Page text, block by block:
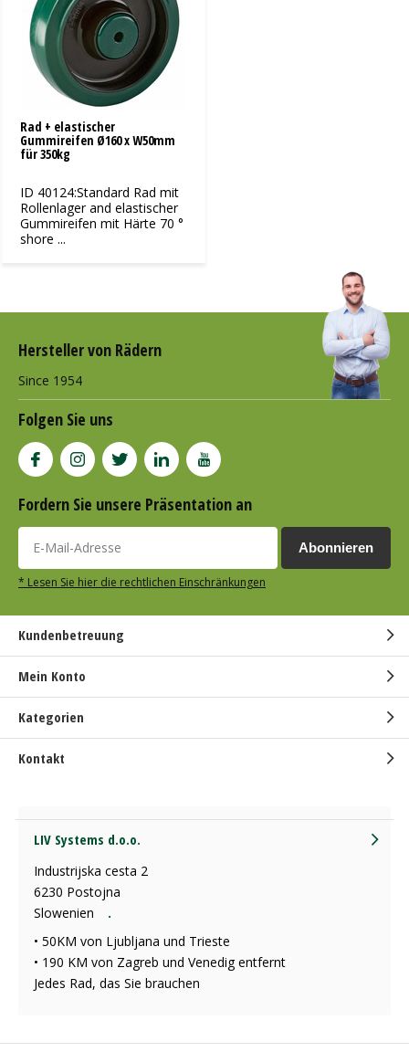
Rad + elastischer
Gummireifen Ø160 x W50mm
für 350kg
ID 40124:Standard Rad mit
Rollenlager and elastischer
Gummireifen mit Härte 70 °
shore ...
Hersteller von Rädern
Since 1954
Folgen Sie uns
Fordern Sie unsere Präsentation an
Abonnieren
* Lesen Sie hier die rechtlichen Einschränkungen
Kundenbetreuung
Mein Konto
Kategorien
Kontakt
LIV Systems d.o.o.
Industrijska cesta 2
6230 Postojna
Slowenien
.
• 50KM von Ljubljana und Trieste
• 190 KM von Zagreb und Venedig entfernt
Jedes Rad, das Sie brauchen